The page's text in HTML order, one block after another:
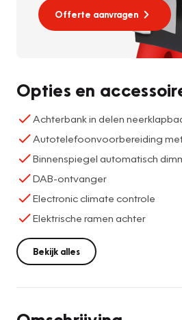
Offerte aanvragen
Opties en
Achterbank in delen
Autotelefoonvoorbereiding
Binnenspiegel automatisch
DAB-ontvanger
Electronic climate controle
Elektrische ramen achter
Bekijk alles